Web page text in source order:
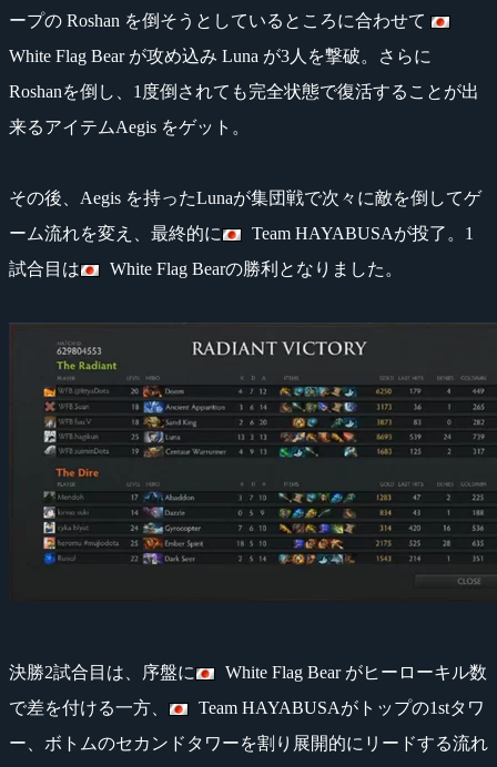
ープの Roshan を倒そうとしているところに合わせて
White Flag Bear が攻め込み Luna が3人を撃破。さらに
Roshanを倒し、1度倒されても完全状態で復活することが出
来るアイテムAegis をゲット。
その後、Aegis を持ったLunaが集団戦で次々に敵を倒してゲ
ーム流れを変え、最終的に
Team HAYABUSAが投了。1
試合目は
White Flag Bearの勝利となりました。
決勝2試合目は、序盤に
White Flag Bear がヒーローキル数
で差を付ける一方、
Team HAYABUSAがトップの1stタワ
ー、ボトムのセカンドタワーを割り展開的にリードする流れ